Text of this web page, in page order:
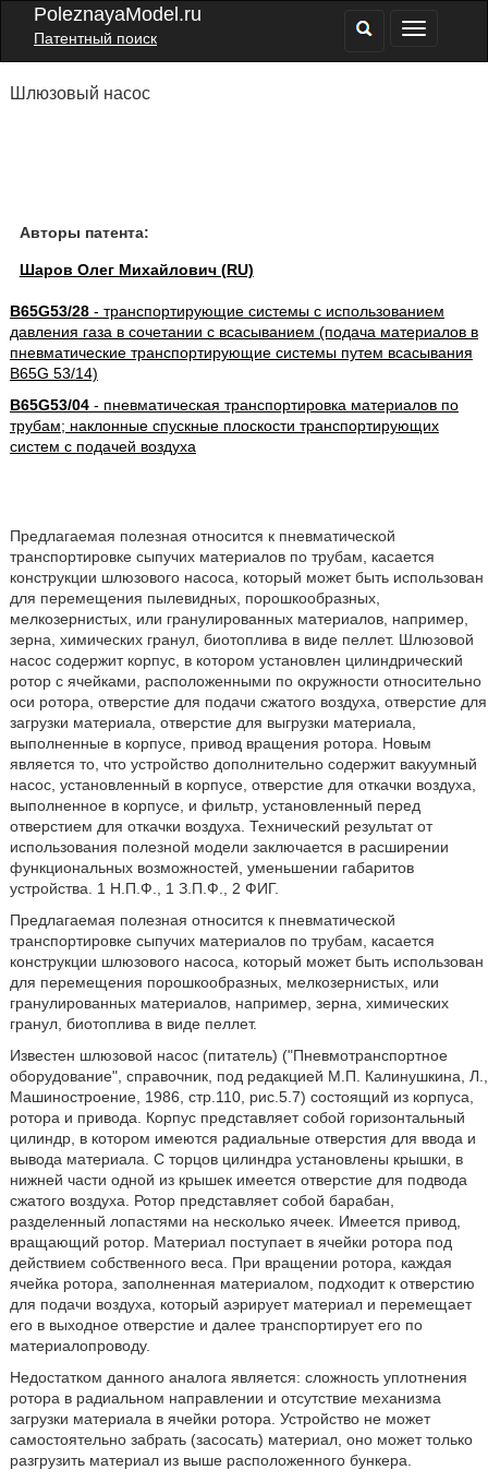
PoleznayaModel.ru
Патентный поиск
Шлюзовый насос
Авторы патента:
Шаров Олег Михайлович (RU)
B65G53/28- транспортирующие системы с использованием
давления газа в сочетании с всасыванием (подача материалов в
пневматические транспортирующие системы путем всасывания
B65G 53/14)
B65G53/04- пневматическая транспортировка материалов по
трубам; наклонные спускные плоскости транспортирующих
систем с подачей воздуха
Предлагаемая полезная относится к пневматической
транспортировке сыпучих материалов по трубам, касается
конструкции шлюзового насоса, который может быть использован
для перемещения пылевидных, порошкообразных,
мелкозернистых, или гранулированных материалов, например,
зерна, химических гранул, биотоплива в виде пеллет. Шлюзовой
насос содержит корпус, в котором установлен цилиндрический
ротор с ячейками, расположенными по окружности относительно
оси ротора, отверстие для подачи сжатого воздуха, отверстие для
загрузки материала, отверстие для выгрузки материала,
выполненные в корпусе, привод вращения ротора. Новым
является то, что устройство дополнительно содержит вакуумный
насос, установленный в корпусе, отверстие для откачки воздуха,
выполненное в корпусе, и фильтр, установленный перед
отверстием для откачки воздуха. Технический результат от
использования полезной модели заключается в расширении
функциональных возможностей, уменьшении габаритов
устройства. 1 Н.П.Ф., 1 З.П.Ф., 2 ФИГ.
Предлагаемая полезная относится к пневматической
транспортировке сыпучих материалов по трубам, касается
конструкции шлюзового насоса, который может быть использован
для перемещения порошкообразных, мелкозернистых, или
гранулированных материалов, например, зерна, химических
гранул, биотоплива в виде пеллет.
Известен шлюзовой насос (питатель) ("Пневмотранспортное
оборудование", справочник, под редакцией М.П. Калинушкина, Л.,
Машиностроение, 1986, стр.110, рис.5.7) состоящий из корпуса,
ротора и привода. Корпус представляет собой горизонтальный
цилиндр, в котором имеются радиальные отверстия для ввода и
вывода материала. С торцов цилиндра установлены крышки, в
нижней части одной из крышек имеется отверстие для подвода
сжатого воздуха. Ротор представляет собой барабан,
разделенный лопастями на несколько ячеек. Имеется привод,
вращающий ротор. Материал поступает в ячейки ротора под
действием собственного веса. При вращении ротора, каждая
ячейка ротора, заполненная материалом, подходит к отверстию
для подачи воздуха, который аэрирует материал и перемещает
его в выходное отверстие и далее транспортирует его по
материалопроводу.
Недостатком данного аналога является: сложность уплотнения
ротора в радиальном направлении и отсутствие механизма
загрузки материала в ячейки ротора. Устройство не может
самостоятельно забрать (засосать) материал, оно может только
разгрузить материал из выше расположенного бункера.